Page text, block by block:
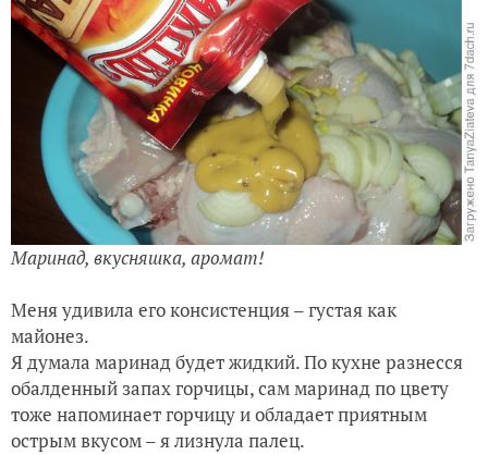
Маринад, вкусняшка, аромат!
Меня удивила его консистенция – густая как
майонез.
Я думала маринад будет жидкий. По кухне разнесся
обалденный запах горчицы, сам маринад по цвету
тоже напоминает горчицу и обладает приятным
острым вкусом – я лизнула палец.